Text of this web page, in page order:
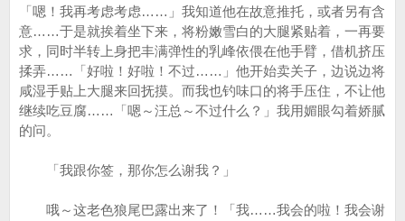
「嗯！我再考虑考虑……」我知道他在故意推托，或者另有含
意……于是就挨着坐下来，将粉嫩雪白的大腿紧贴着，一再要
求，同时半转上身把丰满弹性的乳峰依偎在他手臂，借机挤压
揉弄……「好啦！好啦！不过……」他开始卖关子，边说边将
咸湿手贴上大腿来回抚摸。而我也钓味口的将手压住，不让他
继续吃豆腐……「嗯～汪总～不过什么？」我用媚眼勾着娇腻
的问。
「我跟你签，那你怎么谢我？」
哦～这老色狼尾巴露出来了！「我……我会的啦！我会谢